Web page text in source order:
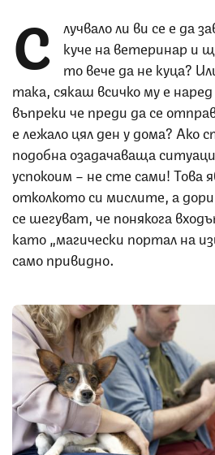
С
лучвало ли ви се е да
куче на ветеринар и
то вече да не куца?
така, сякаш всичко му е наред
въпреки че преди да се
е лежало цял ден у дома? Ако
подобна озадачаваща
успокоим – не сте сами! Това
отколкото си мислите, а
се шегуват, че понякога
като „магически портал на
само привидно.